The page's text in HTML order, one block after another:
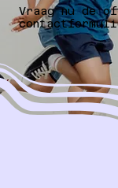
Vraag nu de